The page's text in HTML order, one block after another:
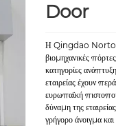
Door
Η Qingdao Norton
βιομηχανικές
κατηγορίες
εταιρείας έχουν
ευρωπαϊκή
δύναμη της
γρήγορο άνοιγμα